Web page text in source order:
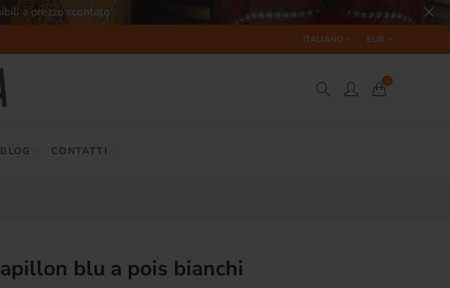
a prezzo scontato
ITALIANO EUR
0
BLOG CONTATTI
blu a pois bianchi